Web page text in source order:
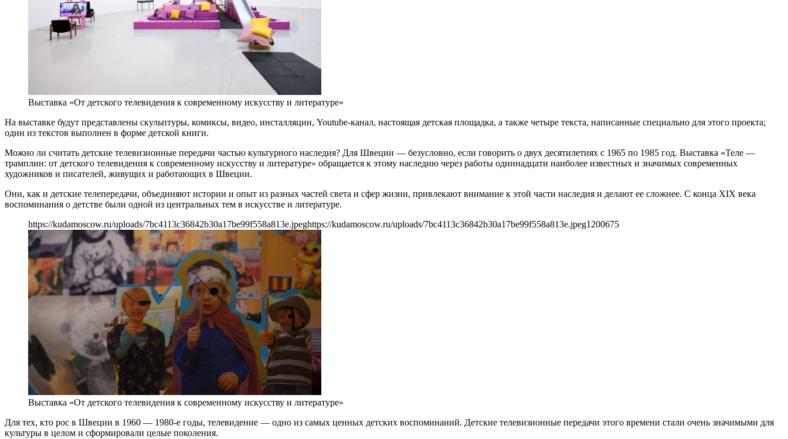
Выставка «От детского телевидения к современному искусству и литературе»
На выставке будут представлены скульптуры, комиксы, видео, инсталляции, Youtube-канал, настоящая детская площадка, а также четыре текста, написанные специально для этого проекта;
один из текстов выполнен в форме детской книги.
Можно ли считать детские телевизионные передачи частью культурного наследия? Для Швеции — безусловно, если говорить о двух десятилетиях с 1965 по 1985 год. Выставка «Теле —
трамплин: от детского телевидения к современному искусству и литературе» обращается к этому наследию через работы одиннадцати наиболее известных и значимых современных
художников и писателей, живущих и работающих в Швеции.
Они, как и детские телепередачи, объединяют истории и опыт из разных частей света и сфер жизни, привлекают внимание к этой части наследия и делают ее сложнее. С конца XIX века
воспоминания о детстве были одной из центральных тем в искусстве и литературе.
https://kudamoscow.ru/uploads/7bc4113c36842b30a17be99f558a813e.jpeghttps://kudamoscow.ru/uploads/7bc4113c36842b30a17be99f558a813e.jpeg1200675
Выставка «От детского телевидения к современному искусству и литературе»
Для тех, кто рос в Швеции в 1960 — 1980-е годы, телевидение — одно из самых ценных детских воспоминаний. Детские телевизионные передачи этого времени стали очень значимыми для
культуры в целом и сформировали целые поколения.